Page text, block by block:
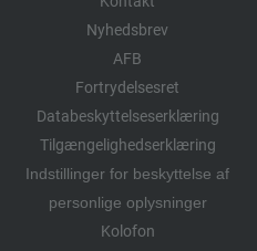
Nyhedsbrev
AFB
Fortrydelsesret
Databeskyttelseserklæring
Tilgængelighedserklæring
Indstillinger for beskyttelse af
personlige oplysninger
Kolofon